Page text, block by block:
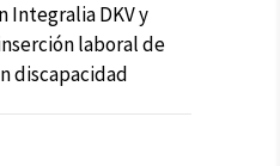
Integralia DKV y
laboral de
discapacidad